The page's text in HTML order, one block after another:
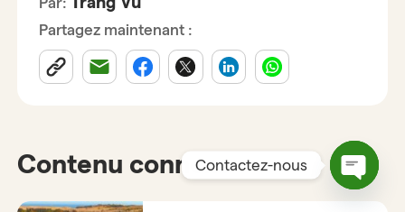
Partagez maintenant :
Contenu connexeContactez-nous
Open